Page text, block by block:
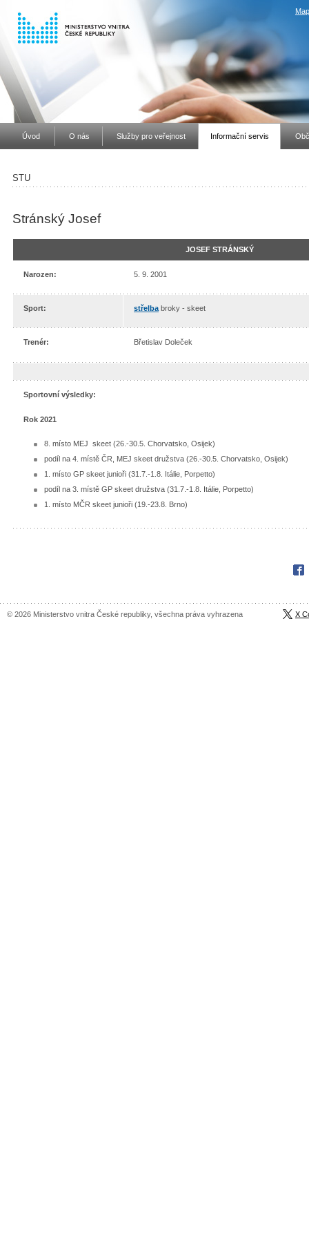
Úvod O nás Služby pro veřejnost Informační servis
STU
Stránský Josef
JOSEF STRÁNSKÝ
Narozen: 5. 9. 2001
Sport: střelba broky - skeet
Trenér: Břetislav Doleček
Sportovní výsledky:
Rok 2021
8. místo MEJ skeet (26.-30.5. Chorvatsko, Osijek)
podíl na 4. místě ČR, MEJ skeet družstva (26.-30.5. Chorvatsko, Osijek)
1. místo GP skeet junioři (31.7.-1.8. Itálie, Porpetto)
podíl na 3. místě GP skeet družstva (31.7.-1.8. Itálie, Porpetto)
1. místo MČR skeet junioři (19.-23.8. Brno)
© 2026 Ministerstvo vnitra České republiky, všechna práva vyhrazena X